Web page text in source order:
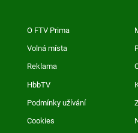
O FTV Prima
Volná místa
Reklama
HbbTV
Podmínky užívání
Cookies